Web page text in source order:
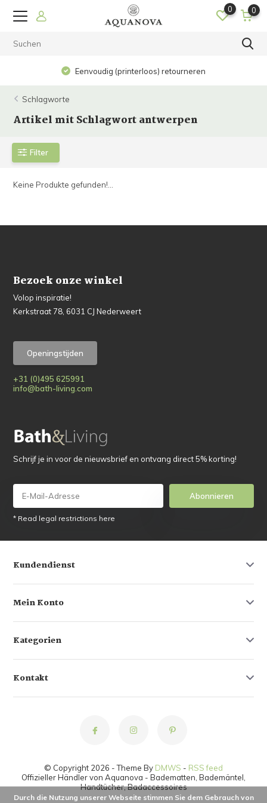
0 0
Eenvoudig (printerloos) retourneren
Schlagworte
Artikel mit Schlagwort antwerpen
Filter
Keine Produkte gefunden!...
Bezoek onze winkel
Volop inspiratie!
Kerkstraat 78, 6031 CJ Nederweert
Openingstijden
+31 (0)495 625991
info@bath-living.com
Schrijf je in voor de nieuwsbrief en ontvang direct 5% korting!
Abonnieren
* Read legal restrictions here
Kundendienst
Mein Konto
Kategorien
Kontakt
© Copyright 2026 - Theme By DMWS - RSS feed
Offizieller Händler von Aquanova - Badematten, Bademäntel,
Handtücher, Badaccessoires
Durch die Nutzung unserer Webseite stimmen Sie dem Gebrauch von